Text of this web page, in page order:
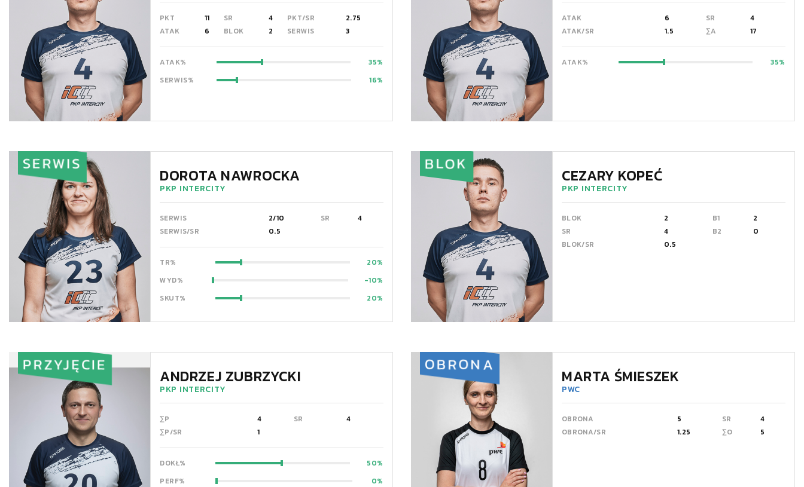
PKT 11 SR 4 PKT/SR
2.75
ATAK
6 BLOK 2 SERWIS 3
ATAK%
35
SERWIS%
16
ATAK 6 SR
4
ATAK/SR
1.5 ∑A 17
ATAK% 35
SERWIS
DOROTA NAWROCKA
PKP INTERCITY
SERWIS 2/10 SR
4
SERWIS/SR
0.5
TR%
20
WYD%
-10
SKUT%
20
BLOK
CEZARY KOPEĆ
PKP INTERCITY
BLOK 2 B1
2
SR
4 B2
0
BLOK/SR
0.5
PRZYJĘCIE
ANDRZEJ ZUBRZYCKI
PKP INTERCITY
∑P 4 SR
4
∑P/SR
1
DOKŁ%
50
PERF%
0
OBRONA
MARTA ŚMIESZEK
PWC
OBRONA 5 SR
4
OBRONA/SR
1.25 ∑O 5